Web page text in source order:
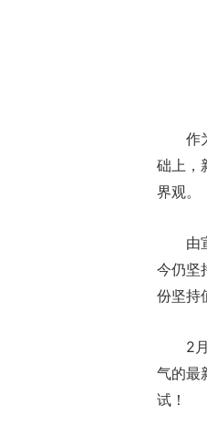
作
础上，
界观。
由
今仍坚
份坚持
2
气的最
试！